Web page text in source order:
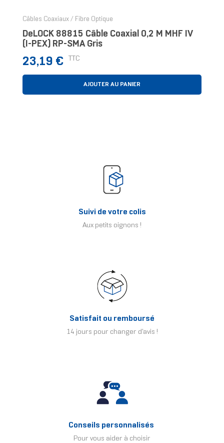
Câbles Coaxiaux / Fibre Optique
DeLOCK 88815 Câble Coaxial 0,2 M MHF IV
(I-PEX) RP-SMA Gris
Prix
23,19 € TTC
AJOUTER AU PANIER
Suivi de votre colis
Aux petits oignons !
Satisfait ou remboursé
14 jours pour changer d'avis !
Conseils personnalisés
Pour vous aider à choisir